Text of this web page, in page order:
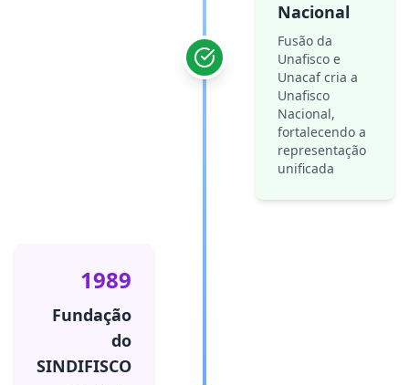
Nacional
Fusão da
Unafisco e
Unacaf cria a
Unafisco
Nacional,
fortalecendo a
representação
unificada
1989
Fundação
do
SINDIFISCO